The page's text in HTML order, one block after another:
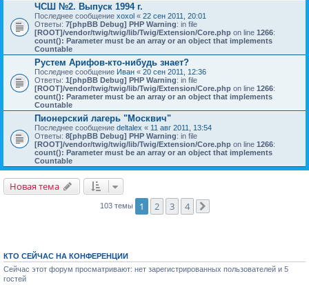
ЧСШ №2. Выпуск 1994 г.
Последнее сообщение xoxol « 22 сен 2011, 20:01
Ответы: 7[phpBB Debug] PHP Warning: in file
[ROOT]/vendor/twig/twig/lib/Twig/Extension/Core.php on line 1266:
count(): Parameter must be an array or an object that implements
Countable
Рустем Арифов-кто-нибудь знает?
Последнее сообщение Иван « 20 сен 2011, 12:36
Ответы: 1[phpBB Debug] PHP Warning: in file
[ROOT]/vendor/twig/twig/lib/Twig/Extension/Core.php on line 1266:
count(): Parameter must be an array or an object that implements
Countable
Пионерский лагерь "Москвич"
Последнее сообщение deltalex « 11 авг 2011, 13:54
Ответы: 8[phpBB Debug] PHP Warning: in file
[ROOT]/vendor/twig/twig/lib/Twig/Extension/Core.php on line 1266:
count(): Parameter must be an array or an object that implements
Countable
Новая тема
103 темы 1 2 3 4
КТО СЕЙЧАС НА КОНФЕРЕНЦИИ
Сейчас этот форум просматривают: нет зарегистрированных пользователей и 5
гостей